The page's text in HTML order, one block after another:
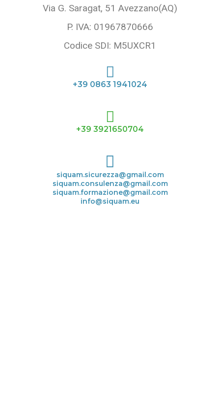
Via G. Saragat, 51 Avezzano(AQ)
P. IVA: 01967870666
Codice SDI: M5UXCR1
+39 0863 1941024
+39 3921650704
siquam.sicurezza@gmail.com
siquam.consulenza@gmail.com
siquam.formazione@gmail.com
info@siquam.eu